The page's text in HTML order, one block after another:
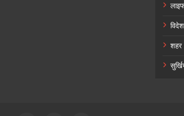
विदेश
शहर